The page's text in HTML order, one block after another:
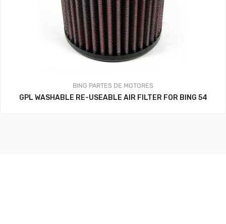
BING PARTES DE MOTORES
GPL WASHABLE RE-USEABLE AIR FILTER FOR BING 54